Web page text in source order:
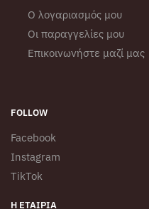
Ο λογαριασμός μου
Οι παραγγελίες μου
Επικοινωνήστε μαζί μας
FOLLOW
Facebook
Instagram
TikTok
Η ΕΤΑΙΡΊΑ